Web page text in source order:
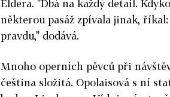
Eldera. "Dbá na každý detail.
některou pasáž zpívala jinak,
pravdu," dodává.
Mnoho operních pěvců při
čeština složitá. Opolaisová s ní